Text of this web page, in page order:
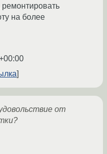
ремонтировать
на более
от